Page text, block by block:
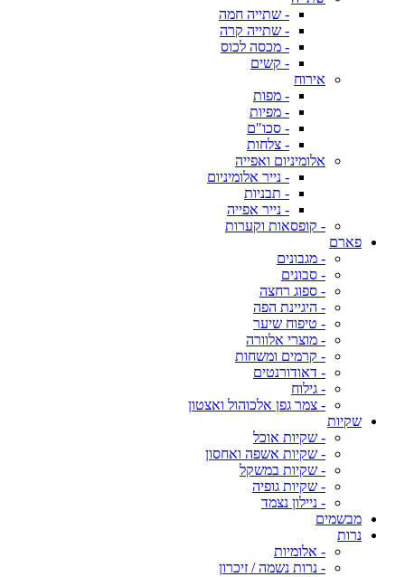
- שתייה חמה
- שתייה קרה
- מכסה לכוס
- קשים
אירוח
- מפות
- מפיות
- סכו"ם
- צלחות
אלומיניום ואפייה
- נייר אלומיניום
- תבניות
- נייר אפייה
- קופסאות וקערות
פארם
- מגבונים
- סבונים
- ספוג רחצה
- היגיינת הפה
- טיפוח שיער
- מוצרי אלוורה
- קרמים ומשחות
- דאודורנטים
- גילוח
- צמר גפן אלכוהול ואצטון
שקיות
- שקיות אוכל
- שקיות אשפה ואחסון
- שקיות במשקל
- שקיות גופיה
- ניילון נצמד
מבשמים
נרות
- אלומיות
- נרות נשמה / זיכרון